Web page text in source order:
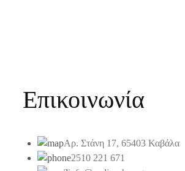
Επικοινωνία
Αρ. Στάνη 17, 65403 Καβάλα
2510 221 671